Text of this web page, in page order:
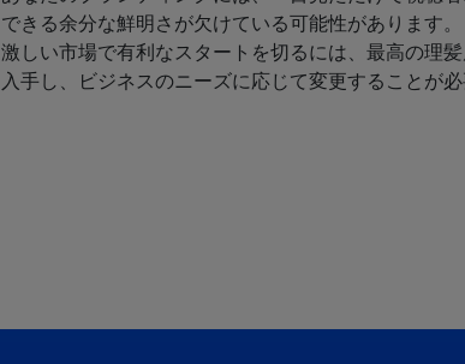
できる余分な鮮明さが欠けている可能性があります
激しい市場で有利なスタートを切るには、最高の理
入手し、ビジネスのニーズに応じて変更することが必